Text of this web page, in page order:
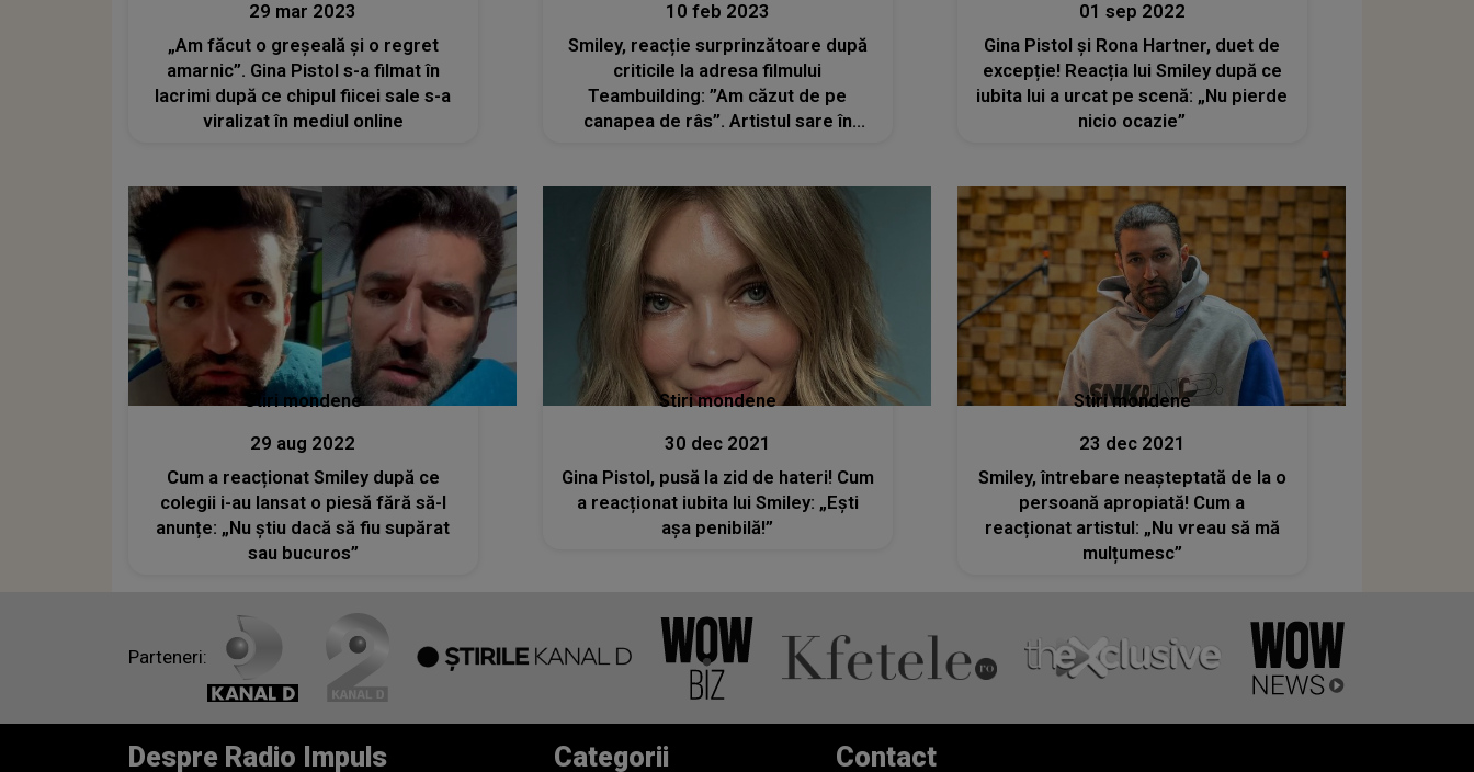
29 mar 2023
„Am făcut o greșeală și o regret
amarnic”. Gina Pistol s-a filmat în
lacrimi după ce chipul fiicei sale s-a
viralizat în mediul online
10 feb 2023
Smiley, reacție surprinzătoare după
criticile la adresa filmului
Teambuilding: ”Am căzut de pe
canapea de râs”. Artistul sare în
01 sep 2022
Gina Pistol și Rona Hartner, duet de
excepție! Reacția lui Smiley după ce
iubita lui a urcat pe scenă: „Nu pierde
nicio ocazie”
Stiri mondene
29 aug 2022
Cum a reacționat Smiley după ce
colegii i-au lansat o piesă fără să-l
anunțe: „Nu știu dacă să fiu supărat
sau bucuros”
Stiri mondene
30 dec 2021
Gina Pistol, pusă la zid de hateri! Cum
a reacționat iubita lui Smiley: „Ești
așa penibilă!”
Stiri mondene
23 dec 2021
Smiley, întrebare neașteptată de la o
persoană apropiată! Cum a
reacționat artistul: „Nu vreau să mă
mulțumesc”
Parteneri:
Despre Radio Impuls Categorii Contact